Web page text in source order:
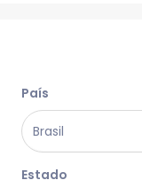
País
Estado